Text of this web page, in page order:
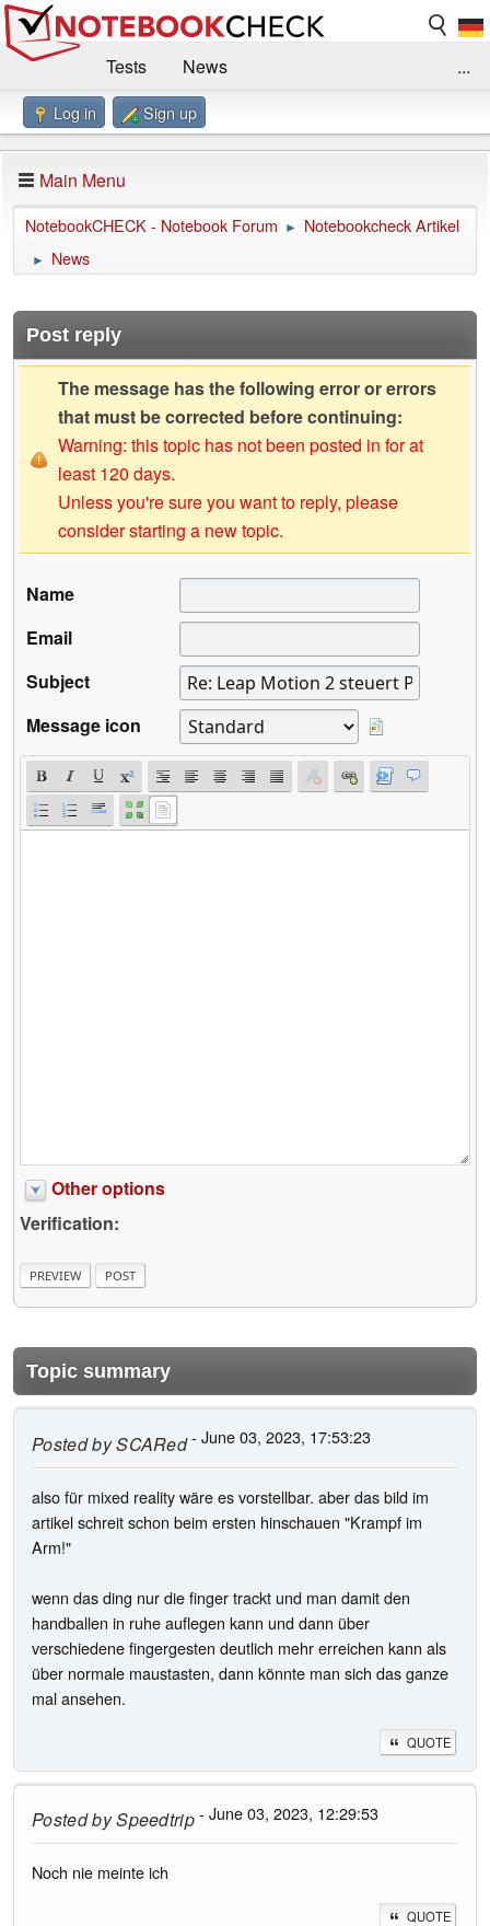
Tests
News
Benchmarks / Technik
Forum
Impressum
...
Log in Sign up
Main Menu
NotebookCHECK - Notebook Forum ► Notebookcheck Artikel
► News
Post reply
The message has the following error or errors
that must be corrected before continuing:
Warning: this topic has not been posted in for at
least 120 days.
Unless you're sure you want to reply, please
consider starting a new topic.
Name
Email
Subject
Message icon
Other options
Verification:
Topic summary
Posted bySCARed- June 03, 2023, 17:53:23
also für mixed reality wäre es vorstellbar. aber das bild im
artikel schreit schon beim ersten hinschauen "Krampf im
Arm!"
wenn das ding nur die finger trackt und man damit den
handballen in ruhe auflegen kann und dann über
verschiedene fingergesten deutlich mehr erreichen kann als
über normale maustasten, dann könnte man sich das ganze
mal ansehen.
QUOTE
Posted bySpeedtrip- June 03, 2023, 12:29:53
Noch nie meinte ich
QUOTE